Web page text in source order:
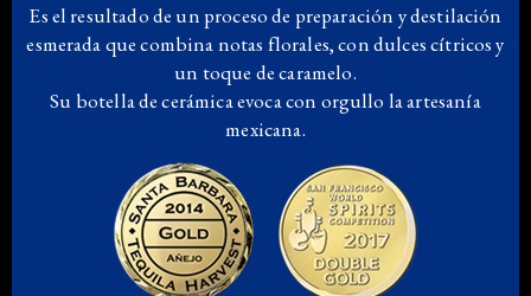
Es el resultado de un proceso de preparación y destilación
esmerada que combina notas florales, con dulces cítricos y
un toque de caramelo.
Su botella de cerámica evoca con orgullo la artesanía
mexicana.